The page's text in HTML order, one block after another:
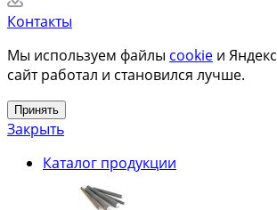
Контакты
Мы используем файлы cookie и
сайт работал и становился лучше.
Принять
Закрыть
Каталог продукции